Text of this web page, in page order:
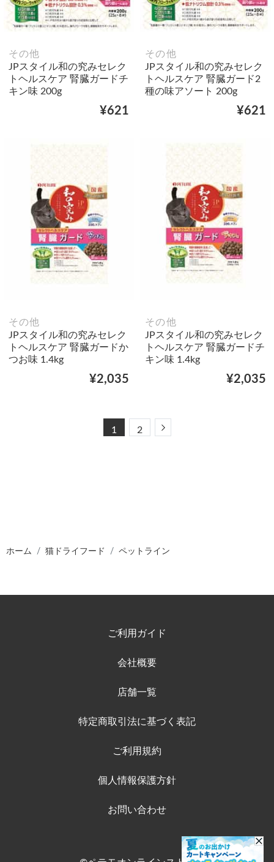
その他
JPスタイル和の究みセレク
トヘルスケア 腎臓ガードチ
キン味 200g
¥621
その他
JPスタイル和の究みセレク
トヘルスケア 腎臓ガード2
種の味アソート 200g
¥621
その他
JPスタイル和の究みセレク
トヘルスケア 腎臓ガードか
つお味 1.4kg
¥2,035
その他
JPスタイル和の究みセレク
トヘルスケア 腎臓ガードチ
キン味 1.4kg
¥2,035
1 2 Next
ホーム 猫ドライフード ペットライン
ご利用ガイド
会社概要
店舗一覧
特定商取引法に基づく表記
ご利用規約
個人情報保護方針
お問い合わせ